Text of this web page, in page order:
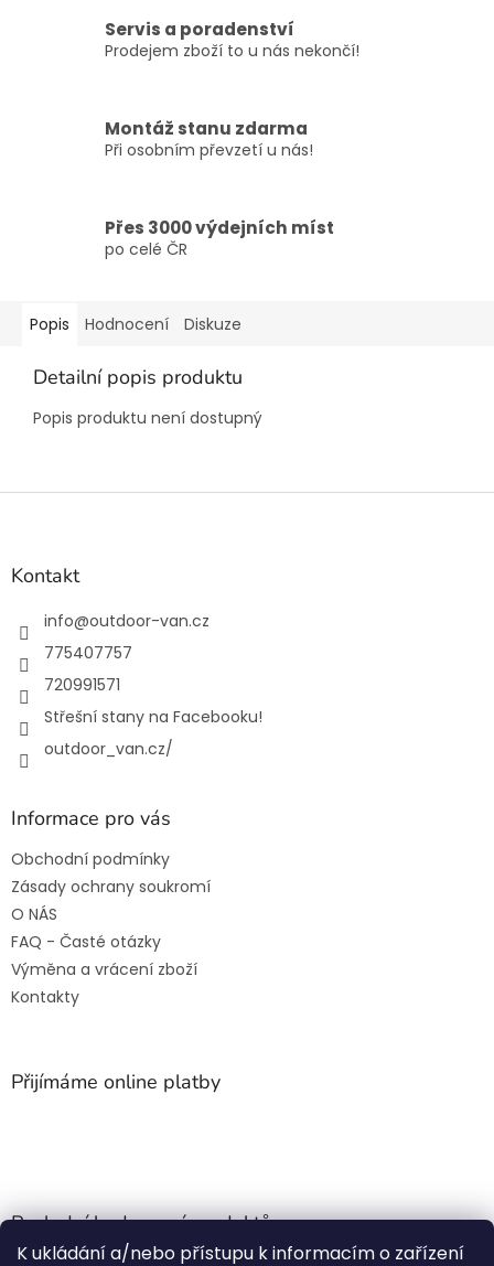
K ukládání a/nebo přístupu k informacím o zařízení
Servis a poradenství
Prodejem zboží to u nás nekončí!
Montáž stanu zdarma
Při osobním převzetí u nás!
Přes 3000 výdejních míst
po celé ČR
Popis Hodnocení Diskuze
Detailní popis produktu
Popis produktu není dostupný
Z
Kontakt
info@outdoor-van.cz
775407757
720991571
Střešní stany na Facebooku!
outdoor_van.cz/
Informace pro vás
Obchodní podmínky
Zásady ochrany soukromí
O NÁS
FAQ - Časté otázky
Výměna a vrácení zboží
Kontakty
Přijímáme online platby
Poslední hodnocení produktů